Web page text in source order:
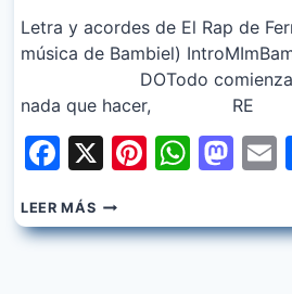
Letra y acordes de El Rap de
música de Bambiel)
DOTodo comienza
nada que hacer,
Facebook
X
LEER MÁSBAMBIEL
–
EL